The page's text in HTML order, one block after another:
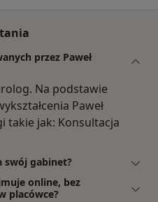
przez Paweł
Na podstawie
Paweł
takie jak: Konsultacja
swój gabinet?
online, bez
placówce?